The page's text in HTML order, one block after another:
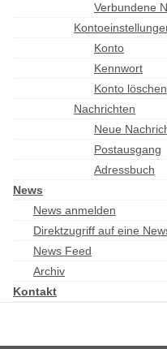
Verbundene
Konto
Kennwort
Konto löschen
Nachrichten
Neue
Postausgang
Adressbuch
News
News anmelden
Direktzugriff auf eine
News Feed
Archiv
Kontakt